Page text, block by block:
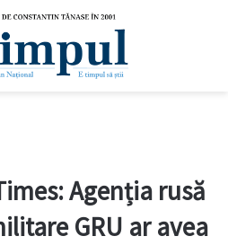
Agenția rusă
GRU ar avea